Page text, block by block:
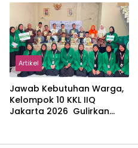
Artikel
Jawab Kebutuhan Warga,
Kelompok 10 KKL IIQ
Jakarta 2026 Gulirkan